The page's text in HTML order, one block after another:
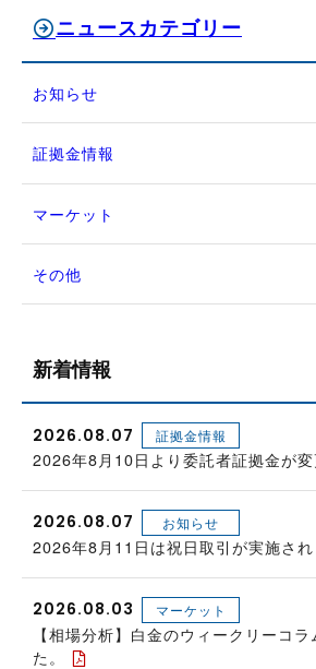
ニュースカテゴリー
お知らせ
証拠金情報
マーケット
その他
新着情報
2026.08.07 証拠金情報
2026年8月10日より委託者証拠金が変
2026.08.07 お知らせ
2026年8月11日は祝日取引が実施され
2026.08.03 マーケット
【相場分析】白金のウィークリーコ
た。